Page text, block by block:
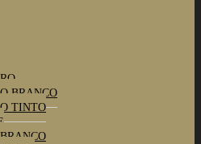
BRANCO
TINTO